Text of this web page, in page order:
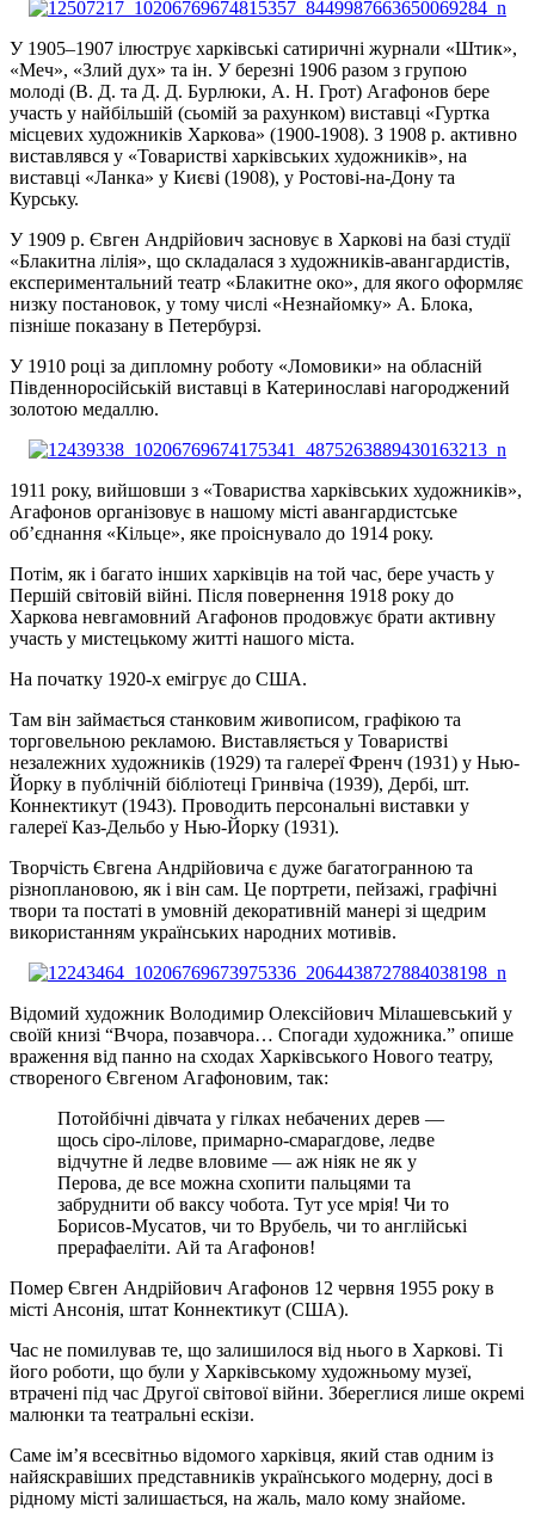
У 1905–1907 ілюструє харківські сатиричні журнали «Штик»,
«Меч», «Злий дух» та ін. У березні 1906 разом з групою
молоді (В. Д. та Д. Д. Бурлюки, А. Н. Грот) Агафонов бере
участь у найбільшій (сьомій за рахунком) виставці «Гуртка
місцевих художників Харкова» (1900-1908). З 1908 р. активно
виставлявся у «Товаристві харківських художників», на
виставці «Ланка» у Києві (1908), у Ростові-на-Дону та
Курську.
У 1909 р. Євген Андрійович засновує в Харкові на базі студії
«Блакитна лілія», що складалася з художників-авангардистів,
експериментальний театр «Блакитне око», для якого оформляє
низку постановок, у тому числі «Незнайомку» А. Блока,
пізніше показану в Петербурзі.
У 1910 році за дипломну роботу «Ломовики» на обласній
Південноросійській виставці в Катеринославі нагороджений
золотою медаллю.
1911 року, вийшовши з «Товариства харківських художників»,
Агафонов організовує в нашому місті авангардистське
об’єднання «Кільце», яке проіснувало до 1914 року.
Потім, як і багато інших харківців на той час, бере участь у
Першій світовій війні. Після повернення 1918 року до
Харкова невгамовний Агафонов продовжує брати активну
участь у мистецькому житті нашого міста.
На початку 1920-х емігрує до США.
Там він займається станковим живописом, графікою та
торговельною рекламою. Виставляється у Товаристві
незалежних художників (1929) та галереї Френч (1931) у Нью-
Йорку в публічній бібліотеці Гринвіча (1939), Дербі, шт.
Коннектикут (1943). Проводить персональні виставки у
галереї Каз-Дельбо у Нью-Йорку (1931).
Творчість Євгена Андрійовича є дуже багатогранною та
різноплановою, як і він сам. Це портрети, пейзажі, графічні
твори та постаті в умовній декоративній манері зі щедрим
використанням українських народних мотивів.
Відомий художник Володимир Олексійович Мілашевський у
своїй книзі “Вчора, позавчора… Спогади художника.” опише
враження від панно на сходах Харківського Нового театру,
створеного Євгеном Агафоновим, так:
Потойбічні дівчата у гілках небачених дерев —
щось сіро-лілове, примарно-смарагдове, ледве
відчутне й ледве вловиме — аж ніяк не як у
Перова, де все можна схопити пальцями та
забруднити об ваксу чобота. Тут усе мрія! Чи то
Борисов-Мусатов, чи то Врубель, чи то англійські
прерафаеліти. Ай та Агафонов!
Помер Євген Андрійович Агафонов 12 червня 1955 року в
місті Ансонія, штат Коннектикут (США).
Час не помилував те, що залишилося від нього в Харкові. Ті
його роботи, що були у Харківському художньому музеї,
втрачені під час Другої світової війни. Збереглися лише окремі
малюнки та театральні ескізи.
Саме ім’я всесвітньо відомого харківця, який став одним із
найяскравіших представників українського модерну, досі в
рідному місті залишається, на жаль, мало кому знайоме.